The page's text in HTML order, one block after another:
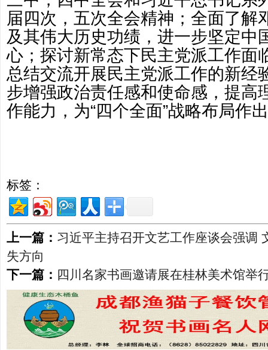
届四次，五次全会精神；全面了解
及其伟大历史功绩，进一步坚定中
心；探讨新常态下民主党派工作面
总结交流开展民主党派工作的新经
步增强政治责任感和使命感，提高
作能力，为“四个全面”战略布局作
标签：
上一篇： 习近平主持召开文艺工作座谈会强调
失方向
下一篇： 四川名家书画邀请展在桂林美术馆举